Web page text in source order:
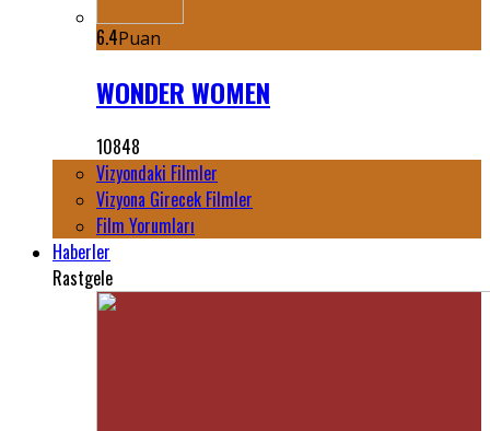
6.4Puan
WONDER WOMEN
10848
Vizyondaki Filmler
Vizyona Girecek Filmler
Film Yorumları
Haberler
Rastgele